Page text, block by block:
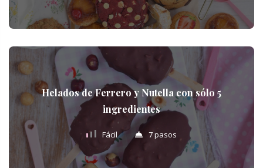
Helados de Ferrero y Nutella con sólo 5
ingredientes
Fácil 7 pasos